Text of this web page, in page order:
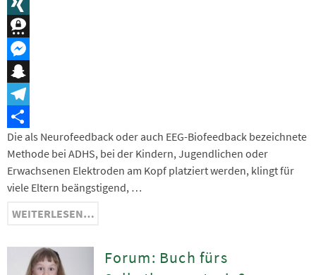
Message
XING
Threema
Messenger
Snapchat
Telegram
Teilen
Die als Neurofeedback oder auch EEG-Biofeedback bezeichnete
Methode bei ADHS, bei der Kindern, Jugendlichen oder
Erwachsenen Elektroden am Kopf platziert werden, klingt für
viele Eltern beängstigend, …
WEITERLESEN…
Forum: Buch fürs